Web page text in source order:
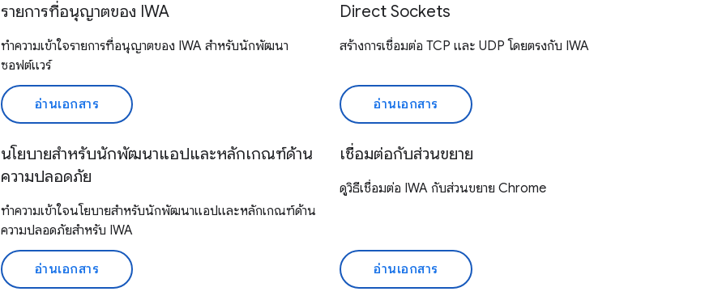
รายการที่อนุญาตของ IWA
ทำความเข้าใจรายการที่อนุญาตของ IWA สำหรับนักพัฒนา
ซอฟต์แวร์
อ่านเอกสาร
Direct Sockets
สร้างการเชื่อมต่อ TCP และ UDP โดยตรงกับ IWA
อ่านเอกสาร
นโยบายสำหรับนักพัฒนาแอปและหลักเกณฑ์ด้าน
ความปลอดภัย
ทำความเข้าใจนโยบายสำหรับนักพัฒนาแอปและหลักเกณฑ์ด้าน
ความปลอดภัยสำหรับ IWA
อ่านเอกสาร
เชื่อมต่อกับส่วนขยาย
ดูวิธีเชื่อมต่อ IWA กับส่วนขยาย Chrome
อ่านเอกสาร